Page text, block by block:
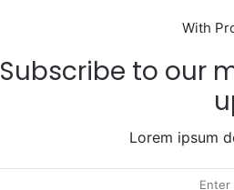
With
Subscribe to our
Lorem ipsum